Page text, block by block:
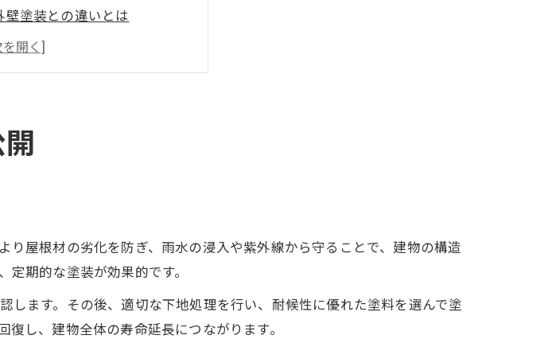
塗装との違いとは
候に必要な理由
と重要なポイント
検討する際の注意点
気候を知る重要性
塗装業者選びの視点
を判断するチェック法
業者選びガイド
性を見極めるポイント
屋根材の劣化を防ぎ、雨水の浸入や紫外線から守ることで、建物の構造
期的な塗装が効果的です。
ます。その後、適切な下地処理を行い、耐候性に優れた塗料を選んで塗
し、建物全体の寿命延長につながります。